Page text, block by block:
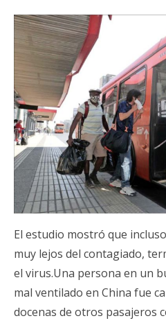
El estudio mostró que
muy lejos del contagiado,
el virus.Una persona en un
mal ventilado en China fue
docenas de otros pasajeros